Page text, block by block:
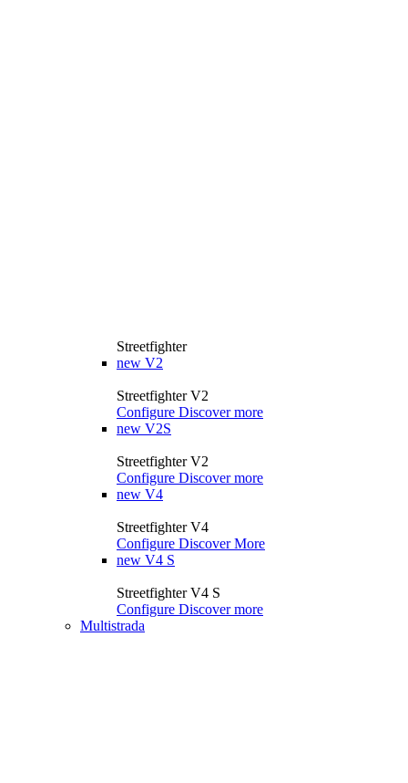
Streetfighter
new V2
Streetfighter V2
Configure Discover more
new V2S
Streetfighter V2
Configure Discover more
new V4
Streetfighter V4
Configure Discover More
new V4 S
Streetfighter V4 S
Configure Discover more
Multistrada